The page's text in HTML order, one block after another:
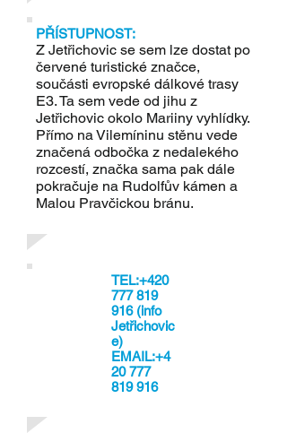
PŘÍSTUPNOST:
Z Jetřichovic se sem lze dostat po
červené turistické značce,
součásti evropské dálkové trasy
E3. Ta sem vede od jihu z
Jetřichovic okolo Mariiny vyhlídky.
Přímo na Vilemíninu stěnu vede
značená odbočka z nedalekého
rozcestí, značka sama pak dále
pokračuje na Rudolfův kámen a
Malou Pravčickou bránu.
TEL:+420
777 819
916(info
Jetřichovic
e)
EMAIL:+4
20 777
819 916